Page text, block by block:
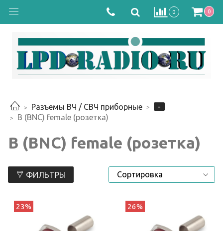
0 0
Разъемы ВЧ / СВЧ приборные
-
B (BNC) female (розетка)
B (BNC) female (розетка)
ФИЛЬТРЫ
23% 26%